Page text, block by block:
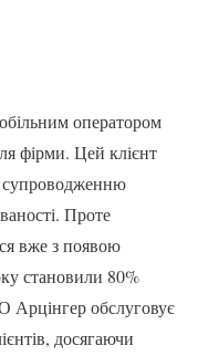
оператором
фірми. Цей клієнт
супроводженню
Проте
вже з появою
становили 80%
Арцінгер обслуговує
досягаючи